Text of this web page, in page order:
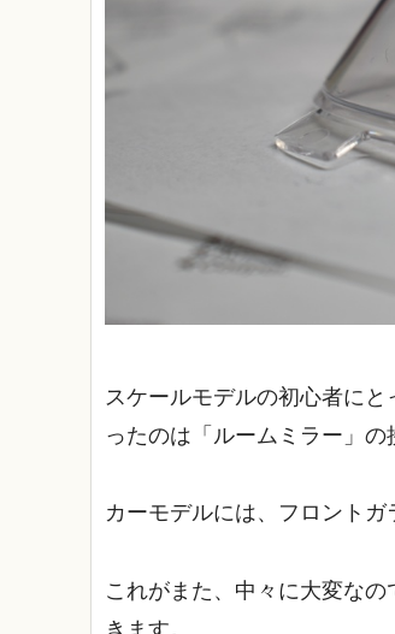
スケールモデルの初心者に
ったのは「ルームミラー」の
カーモデルには、フロント
これがまた、中々に大変な
きます。